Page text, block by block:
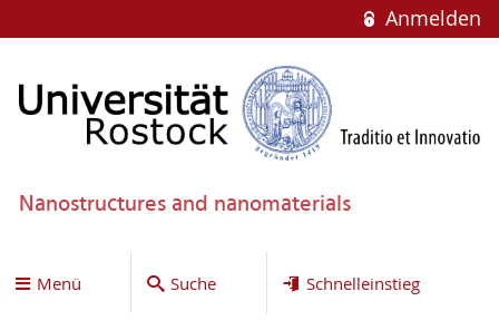
Anmelden
Nanostructures and nanomaterials
Menü Suche Schnelleinstieg